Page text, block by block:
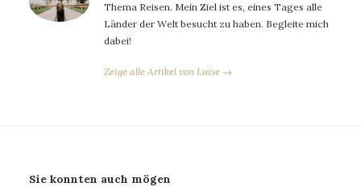
Thema Reisen. Mein Ziel ist es, eines Tages alle
Länder der Welt besucht zu haben. Begleite mich
dabei!
Zeige alle Artikel von Luise →
Sie konnten auch mögen